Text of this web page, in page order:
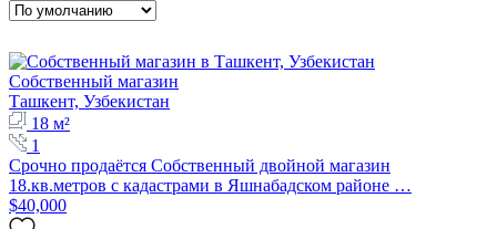
Собственный магазин
Ташкент, Узбекистан
18 м²
1
Срочно продаётся Собственный двойной магазин
18.кв.метров с кадастрами в Яшнабадском районе …
$40,000